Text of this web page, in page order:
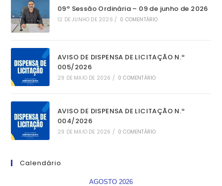
09ª Sessão Ordinária – 09 de junho de 2026
12 DE JUNHO DE 2026 / 0 COMENTÁRIO
AVISO DE DISPENSA DE LICITAÇÃO N.º
005/2026
29 DE MAIO DE 2026 / 0 COMENTÁRIO
AVISO DE DISPENSA DE LICITAÇÃO N.º
004/2026
29 DE MAIO DE 2026 / 0 COMENTÁRIO
Calendário
AGOSTO 2026